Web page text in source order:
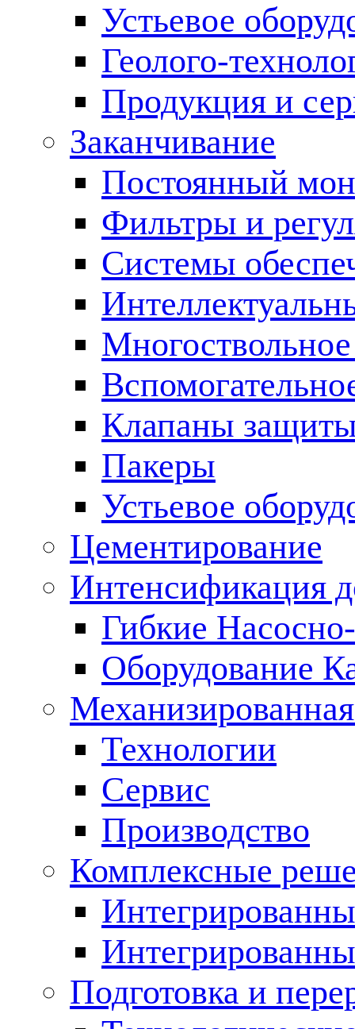
Устьевое
Геолого-
Продукция и
Заканчивание
Постоянный
Фильтры и
Cистемы
Клапаны
Пакеры
Устьевое
Цементирование
Интенсификация
Гибкие
Оборудование
Технологии
Сервис
Производство
Комплексные
Подготовка и